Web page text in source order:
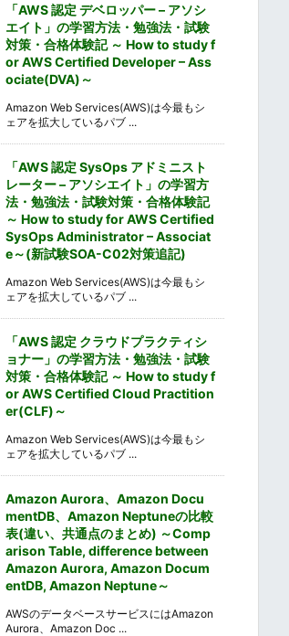
「AWS 認定 デベロッパー – アソシ
エイト」の学習方法・勉強法・試験
対策・合格体験記 ～ How to study f
or AWS Certified Developer – Ass
ociate(DVA)～
Amazon Web Services(AWS)は今最もシ
ェアを拡大しているパブ ...
「AWS 認定 SysOps アドミニスト
レーター – アソシエイト」の学習方
法・勉強法・試験対策・合格体験記
～ How to study for AWS Certified
SysOps Administrator – Associat
e～(新試験SOA-C02対策追記)
Amazon Web Services(AWS)は今最もシ
ェアを拡大しているパブ ...
「AWS 認定 クラウドプラクティシ
ョナー」の学習方法・勉強法・試験
対策・合格体験記 ～ How to study f
or AWS Certified Cloud Practition
er(CLF)～
Amazon Web Services(AWS)は今最もシ
ェアを拡大しているパブ ...
Amazon Aurora、Amazon Docu
mentDB、Amazon Neptuneの比較
表(違い、共通点のまとめ) ～Comp
arison Table, difference between
Amazon Aurora, Amazon Docum
entDB, Amazon Neptune～
AWSのデータベースサービスにはAmazon
Aurora、Amazon Doc ...